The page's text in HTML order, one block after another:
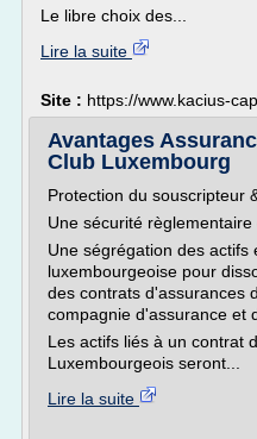
Le libre choix des...
Lire la suite
Site : https://www.kacius-
Avantages
Club Luxembourg
Protection du souscripteur
Une sécurité
Une ségrégation des actifs
luxembourgeoise pour
des contrats d'assurances
compagnie d'assurance et
Les actifs liés à un contrat
Luxembourgeois seront...
Lire la suite